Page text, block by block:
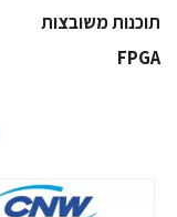
‫תוכנות משובצות‬
‫‪FPGA‬‬